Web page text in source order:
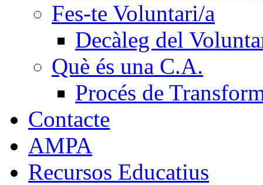
Fes-te Voluntari/a
Decàleg del
Què és una C.A.
Procés de
Contacte
AMPA
Recursos Educatius